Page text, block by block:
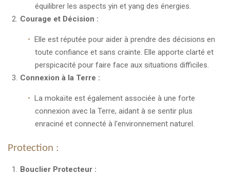
équilibrer les aspects yin et yang des énergies.
Courage et Décision :
Elle est réputée pour aider à prendre des décisions en
toute confiance et sans crainte. Elle apporte clarté et
perspicacité pour faire face aux situations difficiles.
Connexion à la Terre :
La mokaïte est également associée à une forte
connexion avec la Terre, aidant à se sentir plus
enraciné et connecté à l'environnement naturel.
Protection :
Bouclier Protecteur :